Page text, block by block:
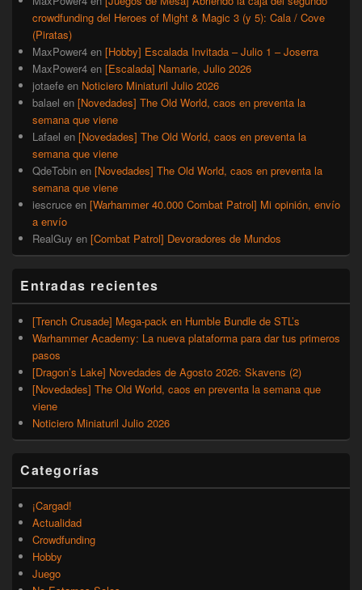
crowdfunding del Heroes of Might & Magic 3 (y 5): Cala / Cove
(Piratas)
MaxPower4 en [Hobby] Escalada Invitada – Julio 1 – Joserra
MaxPower4 en [Escalada] Namarie, Julio 2026
jotaefe en Noticiero Miniaturil Julio 2026
balael en [Novedades] The Old World, caos en preventa la
semana que viene
Lafael en [Novedades] The Old World, caos en preventa la
semana que viene
QdeTobin en [Novedades] The Old World, caos en preventa la
semana que viene
iescruce en [Warhammer 40.000 Combat Patrol] Mi opinión, envío
a envío
RealGuy en [Combat Patrol] Devoradores de Mundos
Entradas recientes
[Trench Crusade] Mega-pack en Humble Bundle de STL’s
Warhammer Academy: La nueva plataforma para dar tus primeros
pasos
[Dragon’s Lake] Novedades de Agosto 2026: Skavens (2)
[Novedades] The Old World, caos en preventa la semana que
viene
Noticiero Miniaturil Julio 2026
Categorías
¡Cargad!
Actualidad
Crowdfunding
Hobby
Juego